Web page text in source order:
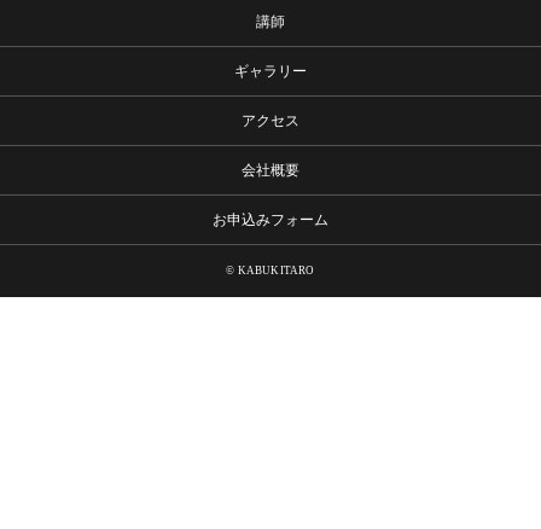
講師
ギャラリー
アクセス
会社概要
お申込みフォーム
© KABUKITARO